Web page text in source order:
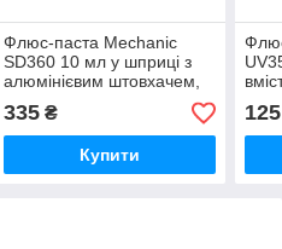
Флюс-паста Mechanic
SD360 10 мл у шприці з
алюмінієвим штовхачем,
335₴
Купити
125